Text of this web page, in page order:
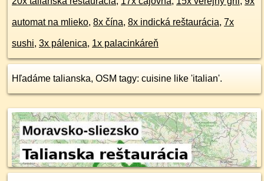
automat na mlieko, 8x čína, 8x indická reštaurácia, 7x
sushi, 3x pálenica, 1x palacinkáreň
Hľadáme talianska, OSM tagy: cuisine like 'italian'.